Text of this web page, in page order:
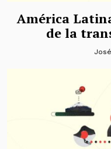
América
de la